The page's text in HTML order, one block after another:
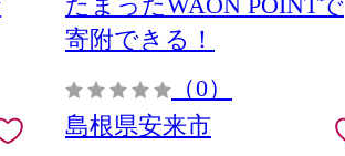
寄附できる！
（0）
島根県安来市